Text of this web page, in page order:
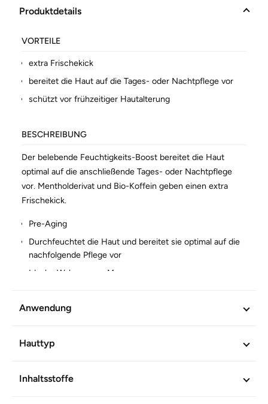
Produktdetails
VORTEILE
extra Frischekick
bereitet die Haut auf die Tages- oder Nachtpflege vor
schützt vor frühzeitiger Hautalterung
BESCHREIBUNG
Der belebende Feuchtigkeits-Boost bereitet die Haut
optimal auf die anschließende Tages- oder Nachtpflege
vor. Mentholderivat und Bio-Koffein geben einen extra
Frischekick.
Pre-Aging
Durchfeuchtet die Haut und bereitet sie optimal auf die
nachfolgende Pflege vor
Idealer Wake-up am Morgen
Anregende und stimulierende Wirkstoffe sorgen für
Verträglichkeit und Wirkung durch moderne analytische
Mineralölderivate. Vegan.
Anwendung
Hauttyp
Inhaltsstoffe